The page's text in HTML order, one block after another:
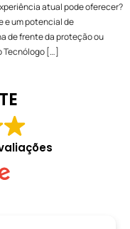
atual pode oferecer?
e um potencial de
de frente da proteção ou
Tecnólogo […]